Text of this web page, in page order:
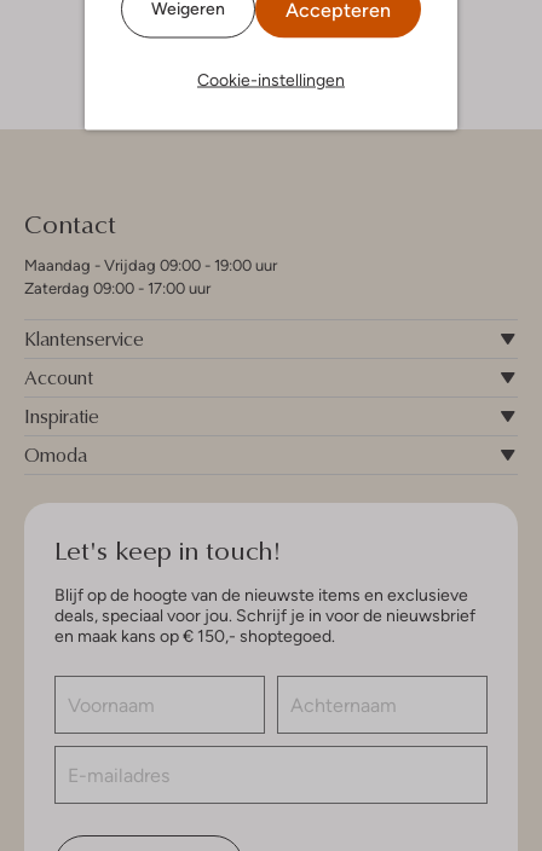
Weigeren Accepteren
Cookie-instellingen
Contact
Maandag - Vrijdag 09:00 - 19:00 uur
Zaterdag 09:00 - 17:00 uur
Klantenservice
Account
Inspiratie
Omoda
Let's keep in touch!
Blijf op de hoogte van de nieuwste items en exclusieve
deals, speciaal voor jou. Schrijf je in voor de nieuwsbrief
en maak kans op € 150,- shoptegoed.